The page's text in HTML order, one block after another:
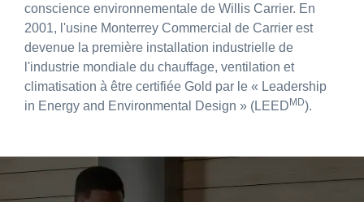
conscience environnementale de Willis Carrier. En
2001, l'usine Monterrey Commercial de Carrier est
devenue la première installation industrielle de
l'industrie mondiale du chauffage, ventilation et
climatisation à être certifiée Gold par le « Leadership
in Energy and Environmental Design » (LEEDMD).